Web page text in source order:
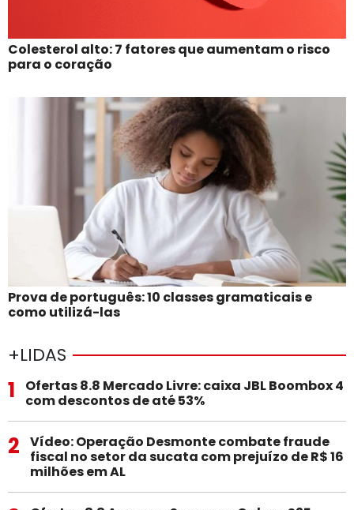
Colesterol alto: 7 fatores que aumentam o risco
para o coração
Prova de português: 10 classes gramaticais e
como utilizá-las
+LIDAS
1
Ofertas 8.8 Mercado Livre: caixa JBL Boombox 4
com descontos de até 53%
2
Vídeo: Operação Desmonte combate fraude
fiscal no setor da sucata com prejuízo de R$ 16
milhões em AL